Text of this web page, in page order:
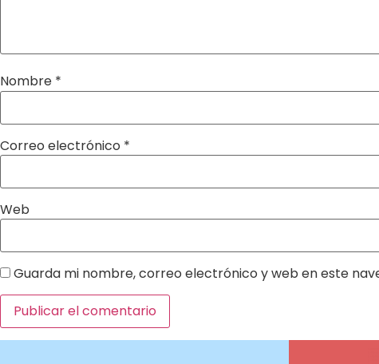
Nombre *
Correo electrónico *
Web
Guarda mi nombre, correo electrónico y web en este